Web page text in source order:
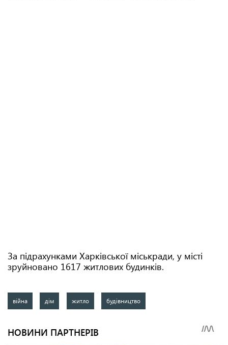
За підрахунками Харківської міськради, у місті
зруйновано 1617 житлових будинків.
війна дім житло будівництво